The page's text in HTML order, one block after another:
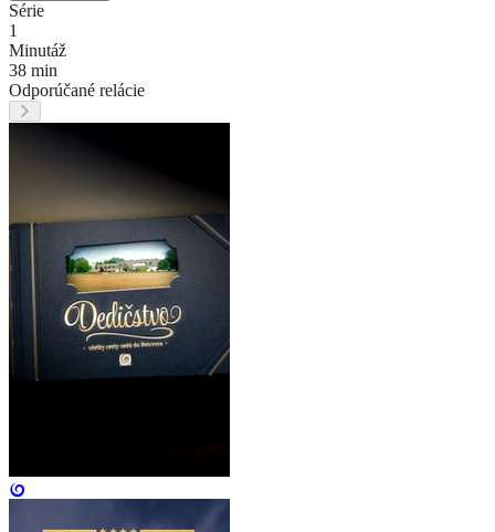
Série
1
Minutáž
38 min
Odporúčané relácie